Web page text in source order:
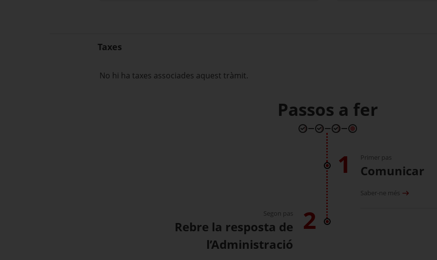
Taxes
No hi ha taxes associades aquest tràmit.
Passos a fer
1 Primer pas
Comunicar
Saber-ne més
2
Segon pas
Rebre la resposta de
l’Administració